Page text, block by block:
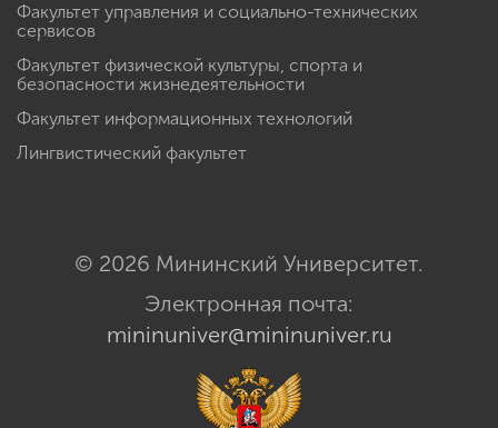
Факультет управления и социально-технических
сервисов
Факультет физической культуры, спорта и
безопасности жизнедеятельности
Факультет информационных технологий
Лингвистический факультет
© 2026 Мининский Университет.
Электронная почта:
mininuniver@mininuniver.ru